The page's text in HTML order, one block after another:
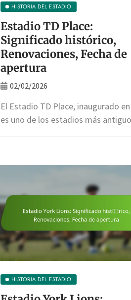
HISTORIA DEL ESTADIO
Estadio TD Place:
Significado histórico,
Renovaciones, Fecha de
apertura
02/02/2026
El Estadio TD Place, inaugurado
es uno de los estadios más
HISTORIA DEL ESTADIO